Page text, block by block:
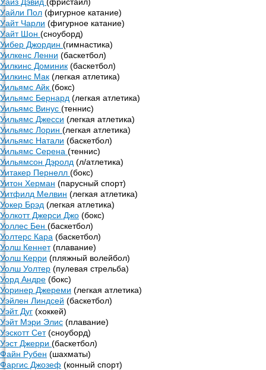
Уайли Пол (фигурное катание)
Уайт Чарли (фигурное катание)
Уайт Шон (сноуборд)
Уибер Джордин (гимнастика)
Уилкенс Ленни (баскетбол)
Уилкинс Доминик (баскетбол)
Уилкинс Мак (легкая атлетика)
Уильямс Айк (бокс)
Уильямс Бернард (легкая атлетика)
Уильямс Винус (теннис)
Уильямс Джесси (легкая атлетика)
Уильямс Лорин (легкая атлетика)
Уильямс Натали (баскетбол)
Уильямс Серена (теннис)
Уильямсон Дэролд (л/атлетика)
Уитакер Пернелл (бокс)
Уитон Херман (парусный спорт)
Уитфилд Мелвин (легкая атлетика)
Уокер Брэд (легкая атлетика)
Уолкотт Джерси Джо (бокс)
Уоллес Бен (баскетбол)
Уолтерс Кара (баскетбол)
Уолш Кеннет(плавание)
Уолш Керри (пляжный волейбол)
Уолш Уолтер (пулевая стрельба)
Уорд Андре (бокс)
Уоринер Джереми (легкая атлетика)
Уэйлен Линдсей (баскетбол)
Уэйт Дуг (хоккей)
Уэйт Мэри Элис (плавание)
Уэскотт Сет(сноуборд)
Уэст Джерри (баскетбол)
Файн Рубен (шахматы)
Фаргис Джозеф (конный спорт)